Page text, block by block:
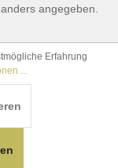
angegeben.
Erfahrung
...